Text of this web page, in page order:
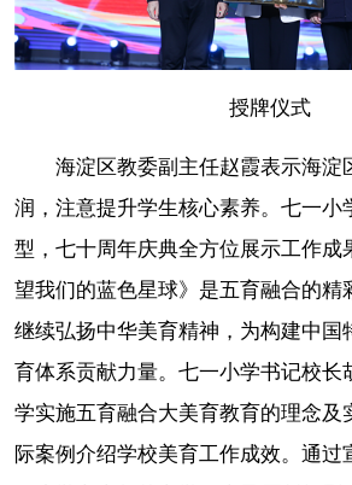
授牌仪式
海淀区教委副主任赵霞表示海淀
润，注意提升学生核心素养。七一小
型，七十周年庆典全方位展示工作成
望我们的蓝色星球》是五育融合的精
继续弘扬中华美育精神，为构建中国
育体系贡献力量。七一小学书记校长
学实施五育融合大美育教育的理念及
际案例介绍学校美育工作成效。通过